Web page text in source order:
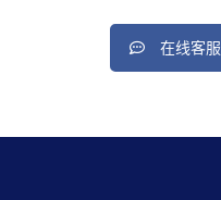
在线客服